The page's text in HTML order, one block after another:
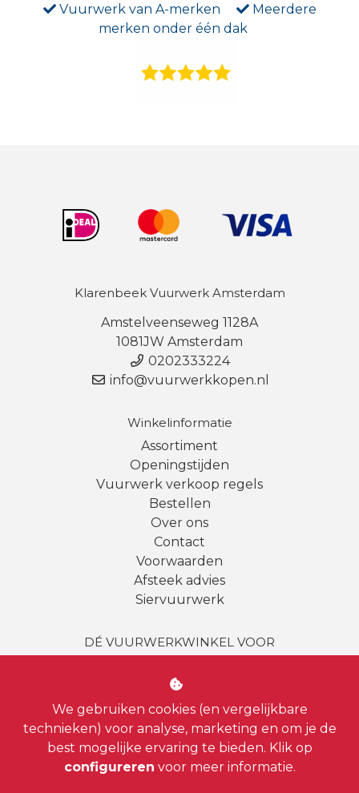
We gebruiken cookies (en vergelijkbare
technieken) voor analyse, marketing en om je de
best mogelijke ervaring te bieden. Klik op
configureren voor meer informatie.
Vuurwerk van A-merken
Meerdere
merken onder één dak
Klarenbeek Vuurwerk Amsterdam
Amstelveenseweg 1128A
1081JW Amsterdam
0202333224
info@vuurwerkkopen.nl
Winkelinformatie
Assortiment
Openingstijden
Vuurwerk verkoop regels
Bestellen
Over ons
Contact
Voorwaarden
Afsteek advies
Siervuurwerk
DÉ VUURWERKWINKEL VOOR
Badhoevedorp
Diemen| Weesp| Hilversum |Aalsmeer|Vinkeveen
| Zandvoort |Hoofddorp| Zaandam